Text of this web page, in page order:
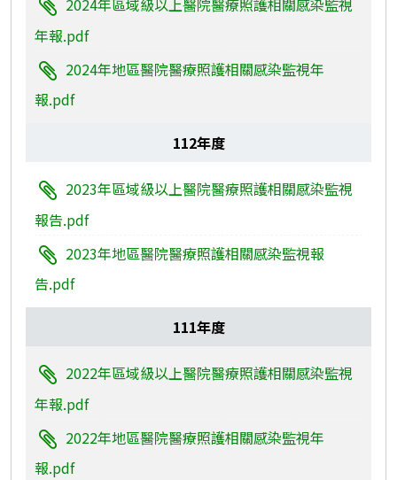
2024年區域級以上醫院醫療照護相關感染監視
年報.pdf
2024年地區醫院醫療照護相關感染監視年
報.pdf
112年度
2023年區域級以上醫院醫療照護相關感染監視
報告.pdf
2023年地區醫院醫療照護相關感染監視報
告.pdf
111年度
2022年區域級以上醫院醫療照護相關感染監視
年報.pdf
2022年地區醫院醫療照護相關感染監視年
報.pdf